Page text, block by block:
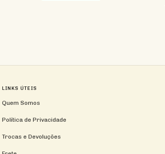
LINKS ÚTEIS
Quem Somos
Política de Privacidade
Trocas e Devoluções